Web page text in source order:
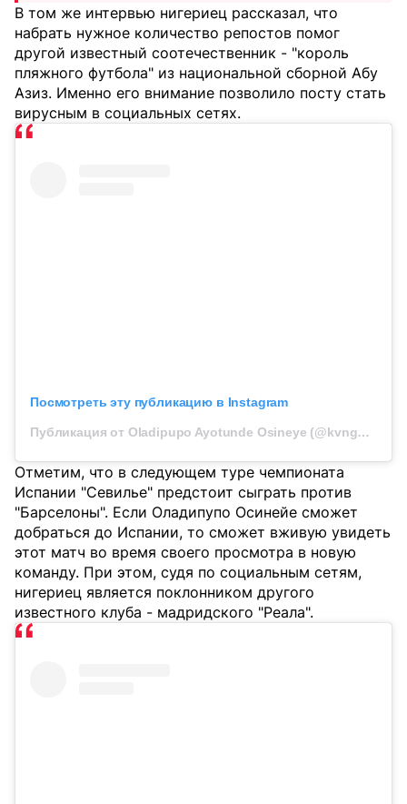
В том же интервью нигериец рассказал, что
набрать нужное количество репостов помог
другой известный соотечественник - "король
пляжного футбола" из национальной сборной Абу
Азиз. Именно его внимание позволило посту стать
вирусным в социальных сетях.
Посмотреть эту публикацию в Instagram
Публикация от Oladipupo Ayotunde Osineye (@kvngolagreat)
Отметим, что в следующем туре чемпионата
Испании "Севилье" предстоит сыграть против
"Барселоны". Если Оладипупо Осинейе сможет
добраться до Испании, то сможет вживую увидеть
этот матч во время своего просмотра в новую
команду. При этом, судя по социальным сетям,
нигериец является поклонником другого
известного клуба - мадридского "Реала".